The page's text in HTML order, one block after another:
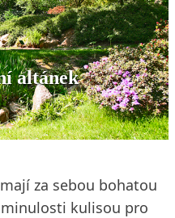
altánek
za sebou bohatou
kulisou pro